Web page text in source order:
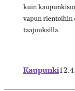
kuin
vapun rientoihin
taajuuksilla.
Kaupunki